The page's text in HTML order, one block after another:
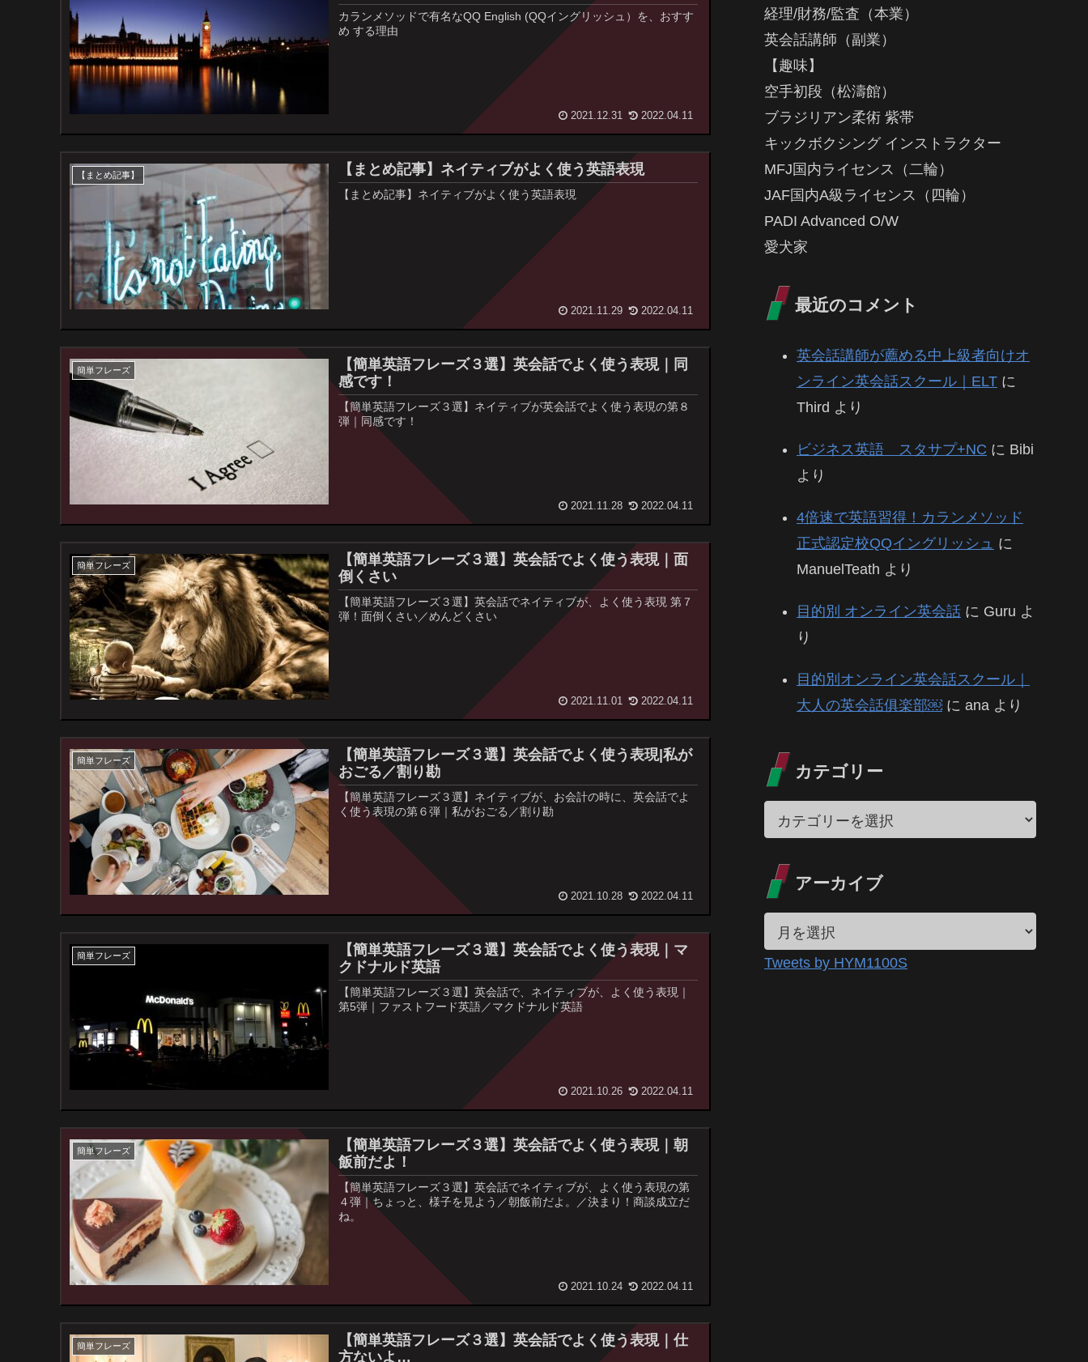
カランメソッドで有名なQQ English (QQイングリッシュ）を、おすす
め する理由
2021.12.31 2022.04.11
【まとめ記事】 【まとめ記事】ネイティブがよく使う英語表現
【まとめ記事】ネイティブがよく使う英語表現
2021.11.29 2022.04.11
簡単フレーズ
【簡単英語フレーズ３選】英会話でよく使う表現｜同
感です！
【簡単英語フレーズ３選】ネイティブが英会話でよく使う表現の第８
弾｜同感です！
2021.11.28 2022.04.11
簡単フレーズ
【簡単英語フレーズ３選】英会話でよく使う表現｜面
倒くさい
【簡単英語フレーズ３選】英会話でネイティブが、よく使う表現 第７
弾！面倒くさい／めんどくさい
2021.11.01 2022.04.11
簡単フレーズ
【簡単英語フレーズ３選】英会話でよく使う表現|私が
おごる／割り勘
【簡単英語フレーズ３選】ネイティブが、お会計の時に、英会話でよ
く使う表現の第６弾｜私がおごる／割り勘
2021.10.28 2022.04.11
簡単フレーズ
【簡単英語フレーズ３選】英会話でよく使う表現｜マ
クドナルド英語
【簡単英語フレーズ３選】英会話で、ネイティブが、よく使う表現｜
第5弾｜ファストフード英語／マクドナルド英語
2021.10.26 2022.04.11
簡単フレーズ
【簡単英語フレーズ３選】英会話でよく使う表現｜朝
飯前だよ！
【簡単英語フレーズ３選】英会話でネイティブが、よく使う表現の第
４弾｜ちょっと、様子を見よう／朝飯前だよ。／決まり！商談成立だ
ね。
2021.10.24 2022.04.11
簡単フレーズ
【簡単英語フレーズ３選】英会話でよく使う表現｜仕
方ないよ…
経理/財務/監査（本業）
英会話講師（副業）
【趣味】
空手初段（松濤館）
ブラジリアン柔術 紫帯
キックボクシング インストラクター
MFJ国内ライセンス（二輪）
JAF国内A級ライセンス（四輪）
PADI Advanced O/W
愛犬家
最近のコメント
英会話講師が薦める中上級者向けオ
ンライン英会話スクール｜ELT に
Third より
ビジネス英語 スタサプ+NC に Bibi
より
4倍速で英語習得！カランメソッド
正式認定校QQイングリッシュ に
ManuelTeath より
目的別 オンライン英会話 に Guru よ
り
目的別オンライン英会話スクール｜
大人の英会話俱楽部￼ に ana より
カテゴリー
アーカイブ
Tweets by HYM1100S